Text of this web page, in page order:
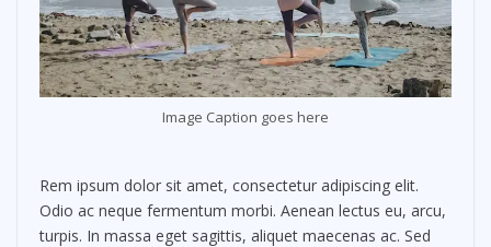
Image Caption goes here
Rem ipsum dolor sit amet, consectetur adipiscing elit.
Odio ac neque fermentum morbi. Aenean lectus eu, arcu,
turpis. In massa eget sagittis, aliquet maecenas ac. Sed